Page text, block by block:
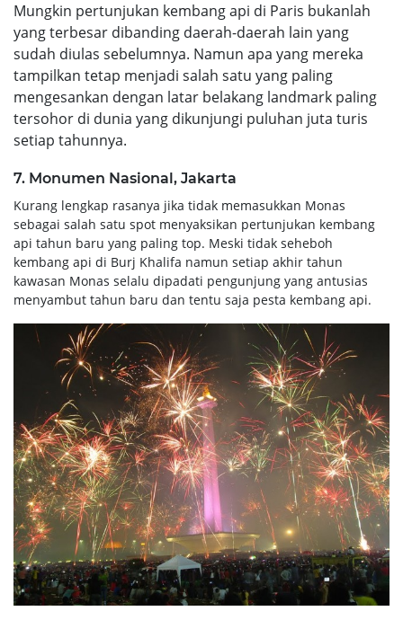
Mungkin pertunjukan kembang api di Paris bukanlah
yang terbesar dibanding daerah-daerah lain yang
sudah diulas sebelumnya. Namun apa yang mereka
tampilkan tetap menjadi salah satu yang paling
mengesankan dengan latar belakang landmark paling
tersohor di dunia yang dikunjungi puluhan juta turis
setiap tahunnya.
7. Monumen Nasional, Jakarta
Kurang lengkap rasanya jika tidak memasukkan Monas
sebagai salah satu spot menyaksikan pertunjukan kembang
api tahun baru yang paling top. Meski tidak seheboh
kembang api di Burj Khalifa namun setiap akhir tahun
kawasan Monas selalu dipadati pengunjung yang antusias
menyambut tahun baru dan tentu saja pesta kembang api.